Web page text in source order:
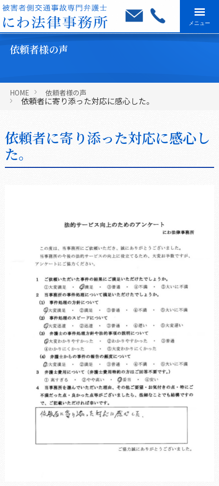
メニュー
依頼者様の声
HOME 依頼者様の声
依頼者に寄り添った対応に感心した。
依頼者に寄り添った対応に感心し
た。